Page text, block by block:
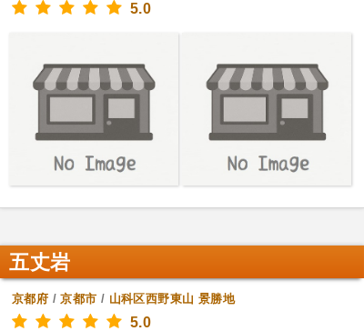
5.0
五丈岩
京都府 /京都市 / 山科区西野東山 景勝地
5.0